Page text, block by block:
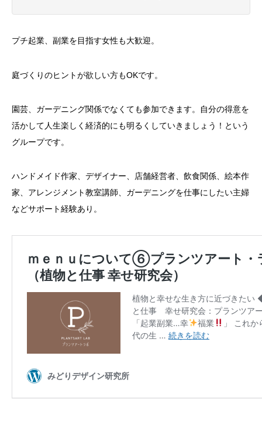
プチ起業、副業を目指す女性も大歓迎。
庭づくりのヒントが欲しい方もOKです。
園芸、ガーデニング関係でなくても参加できます。自分の得意を
活かして人生楽しく経済的にも明るくしていきましょう！という
グループです。
ハンドメイド作家、デザイナー、店舗経営者、飲食関係、絵本作
家、アレンジメント教室講師、ガーデニングを仕事にしたい主婦
などサポート経験あり。